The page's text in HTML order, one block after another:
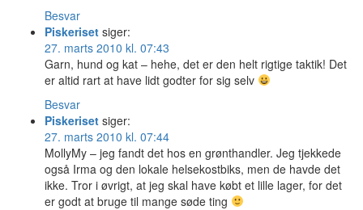
Besvar
Piskeriset siger:
27. marts 2010 kl. 07:43
Garn, hund og kat – hehe, det er den helt rigtige taktik! Det
er altid rart at have lidt godter for sig selv
Besvar
Piskeriset siger:
27. marts 2010 kl. 07:44
MollyMy – jeg fandt det hos en grønthandler. Jeg tjekkede
også Irma og den lokale helsekostbiks, men de havde det
ikke. Tror i øvrigt, at jeg skal have købt et lille lager, for det
er godt at bruge til mange søde ting